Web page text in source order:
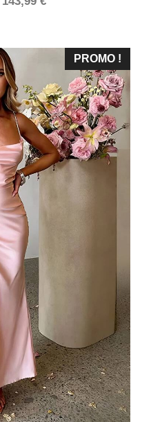
était :
173,99 €.
est :
143,99 €.
PROMO !